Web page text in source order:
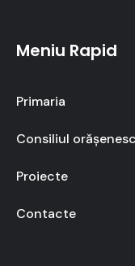
Meniu Rapid
Primaria
Consiliul orășenesc
Proiecte
Contacte